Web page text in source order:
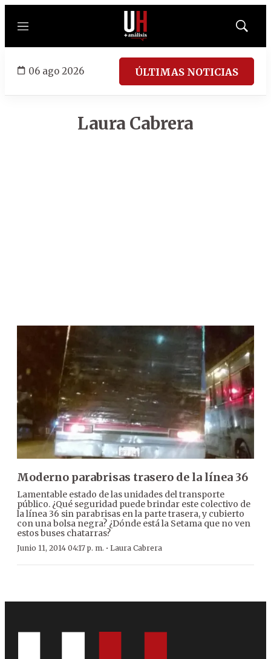
Menú
Mostrar
06 ago 2026 ÚLTIMAS NOTICIAS
Laura Cabrera
Moderno parabrisas trasero de la línea 36
Lamentable estado de las unidades del transporte
público. ¿Qué seguridad puede brindar este colectivo de
la línea 36 sin parabrisas en la parte trasera, y cubierto
con una bolsa negra? ¿Dónde está la Setama que no ven
estos buses chatarras?
Junio 11, 2014 04:17 p. m. · Laura Cabrera